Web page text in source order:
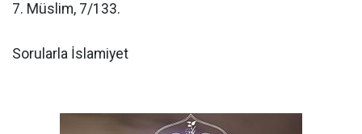
7. Müslim, 7/133.
Sorularla İslamiyet